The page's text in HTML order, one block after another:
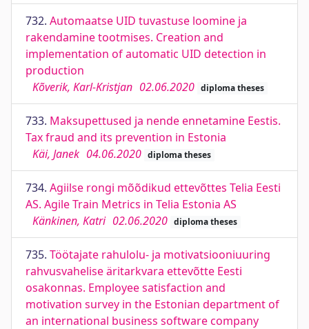
732. Automaatse UID tuvastuse loomine ja
rakendamine tootmises. Creation and
implementation of automatic UID detection in
production
Kõverik, Karl-Kristjan 02.06.2020 diploma theses
733. Maksupettused ja nende ennetamine Eestis.
Tax fraud and its prevention in Estonia
Käi, Janek 04.06.2020 diploma theses
734. Agiilse rongi mõõdikud ettevõttes Telia Eesti
AS. Agile Train Metrics in Telia Estonia AS
Känkinen, Katri 02.06.2020 diploma theses
735. Töötajate rahulolu- ja motivatsiooniuuring
rahvusvahelise äritarkvara ettevõtte Eesti
osakonnas. Employee satisfaction and
motivation survey in the Estonian department of
an international business software company